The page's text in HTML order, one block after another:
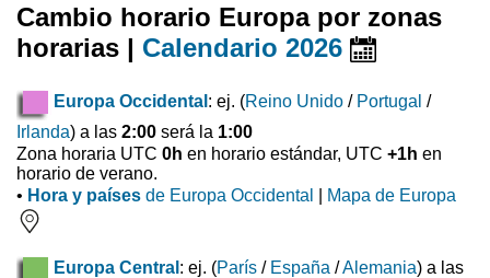
Cambio horario Europa por zonas
horarias | Calendario 2026
Europa Occidental : ej. (Reino Unido / Portugal /
Irlanda) a las 2:00 será la 1:00
Zona horaria UTC 0h en horario estándar, UTC +1h en
horario de verano.
• Hora y países de Europa Occidental Mapa de Europa
Europa Central : ej. (París / España /Alemania) a las